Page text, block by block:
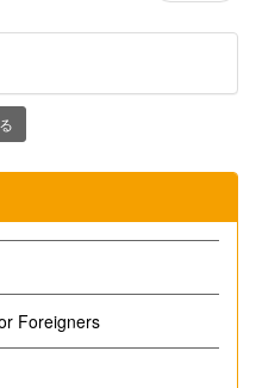
Foreigners